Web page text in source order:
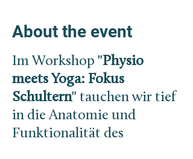
About the event
Im Workshop "Physio
meets Yoga: Fokus
Schultern" tauchen wir tief
in die Anatomie und
Funktionalität des